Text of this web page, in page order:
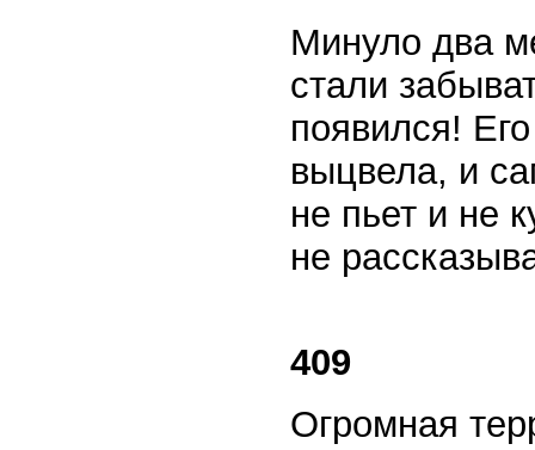
Минуло два
стали
появился!
выцвела, и
не пьет и не
не
409
Огромная